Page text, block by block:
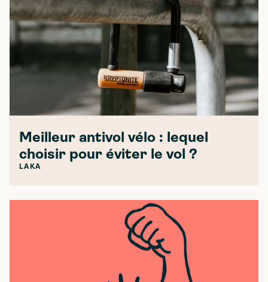
Meilleur antivol vélo : lequel
choisir pour éviter le vol ?
LAKA